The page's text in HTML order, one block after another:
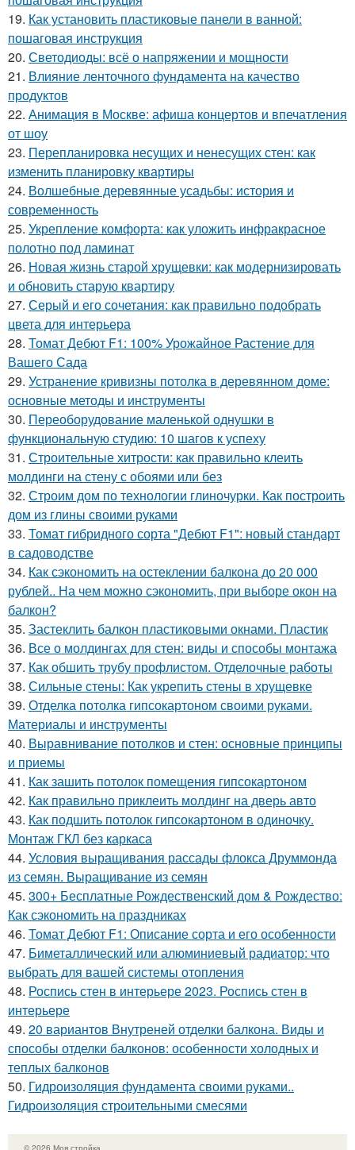
19. Как установить пластиковые панели в ванной:
пошаговая инструкция
20. Светодиоды: всё о напряжении и мощности
21. Влияние ленточного фундамента на качество
продуктов
22. Анимация в Москве: афиша концертов и впечатления
от шоу
23. Перепланировка несущих и ненесущих стен: как
изменить планировку квартиры
24. Волшебные деревянные усадьбы: история и
современность
25. Укрепление комфорта: как уложить инфракрасное
полотно под ламинат
26. Новая жизнь старой хрущевки: как модернизировать
и обновить старую квартиру
27. Серый и его сочетания: как правильно подобрать
цвета для интерьера
28. Томат Дебют F1: 100% Урожайное Растение для
Вашего Сада
29. Устранение кривизны потолка в деревянном доме:
основные методы и инструменты
30. Переоборудование маленькой однушки в
функциональную студию: 10 шагов к успеху
31. Строительные хитрости: как правильно клеить
молдинги на стену с обоями или без
32. Строим дом по технологии глиночурки. Как построить
дом из глины своими руками
33. Томат гибридного сорта "Дебют F1": новый стандарт
в садоводстве
34. Как сэкономить на остеклении балкона до 20 000
рублей.. На чем можно сэкономить, при выборе окон на
балкон?
35. Застеклить балкон пластиковыми окнами. Пластик
36. Все о молдингах для стен: виды и способы монтажа
37. Как обшить трубу профлистом. Отделочные работы
38. Сильные стены: Как укрепить стены в хрущевке
39. Отделка потолка гипсокартоном своими руками.
Материалы и инструменты
40. Выравнивание потолков и стен: основные принципы
и приемы
41. Как зашить потолок помещения гипсокартоном
42. Как правильно приклеить молдинг на дверь авто
43. Как подшить потолок гипсокартоном в одиночку.
Монтаж ГКЛ без каркаса
44. Условия выращивания рассады флокса Друммонда
из семян. Выращивание из семян
45. 300+ Бесплатные Рождественский дом & Рождество:
Как сэкономить на праздниках
46. Томат Дебют F1: Описание сорта и его особенности
47. Биметаллический или алюминиевый радиатор: что
выбрать для вашей системы отопления
48. Роспись стен в интерьере 2023. Роспись стен в
интерьере
49. 20 вариантов Внутреней отделки балкона. Виды и
способы отделки балконов: особенности холодных и
теплых балконов
50. Гидроизоляция фундамента своими руками..
Гидроизоляция строительными смесями
© 2026 Моя стройка